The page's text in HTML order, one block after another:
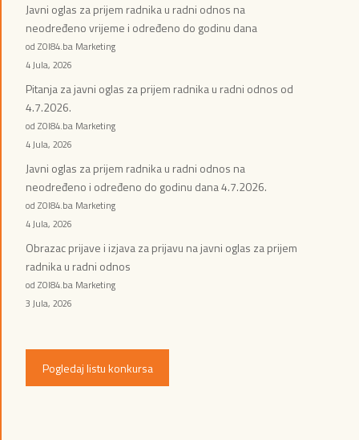
Javni oglas za prijem radnika u radni odnos na
neodređeno vrijeme i određeno do godinu dana
od ZOI84.ba Marketing
4 Jula, 2026
Pitanja za javni oglas za prijem radnika u radni odnos od
4.7.2026.
od ZOI84.ba Marketing
4 Jula, 2026
Javni oglas za prijem radnika u radni odnos na
neodređeno i određeno do godinu dana 4.7.2026.
od ZOI84.ba Marketing
4 Jula, 2026
Obrazac prijave i izjava za prijavu na javni oglas za prijem
radnika u radni odnos
od ZOI84.ba Marketing
3 Jula, 2026
Pogledaj listu konkursa